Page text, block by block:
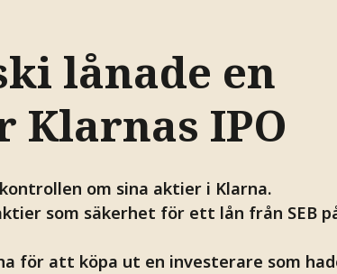
lånade en
IPO
om sina aktier i Klarna.
som säkerhet för ett lån från SEB
för att köpa ut en investerare som